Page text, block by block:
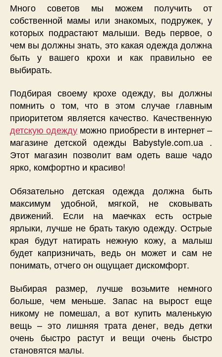
Много советов мы можем получить от
собственной мамы или знакомых, подружек, у
которых подрастают малыши. Ведь первое, о
чем вы должны знать, это какая одежда должна
быть у вашего крохи и как правильно ее
выбирать.
Подбирая своему крохе одежду, вы должны
помнить о том, что в этом случае главным
приоритетом является качество. Качественную
детскую одежду можно приобрести в интернет –
магазине детской одежды Babystyle.com.ua .
Этот магазин позволит вам одеть ваше чадо
ярко, комфортно и красиво!
Обязательно детская одежда должна быть
максимум удобной, мягкой, не сковывать
движений. Если на маечках есть острые
ярлыки, лучше не брать такую одежду. Острые
края будут натирать нежную кожу, а малыш
будет капризничать, ведь он может и сам не
понимать, отчего он ощущает дискомфорт.
Выбирая размер, лучше возьмите немного
больше, чем меньше. Запас на вырост еще
никому не помешал, а вот купить маленькую
вещь – это лишняя трата денег, ведь детки
очень быстро растут и вещи очень быстро
становятся малы.